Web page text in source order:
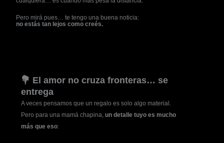
Pero mirá pues… te tengo una buena noticia:
no estás tan lejos como creés.
💐 El amor no cruza fronteras… se
entrega
A veces pensamos que un regalo es solo algo material.
Pero para una mamá chapina,un detalle tuyo es mucho
más que eso: